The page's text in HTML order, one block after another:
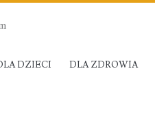
DZIECI DLA ZDROWIA